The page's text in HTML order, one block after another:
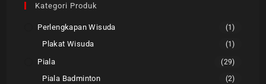
Kategori Produk
Perlengkapan Wisuda (1)
Plakat Wisuda (1)
Piala (29)
Piala Badminton (2)